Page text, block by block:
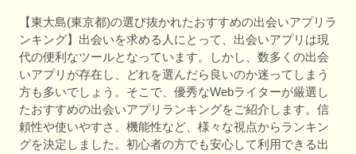
【東大島(東京都)の選び抜かれたおすすめの出会いアプリラ
ンキング】出会いを求める人にとって、出会いアプリは現
代の便利なツールとなっています。しかし、数多くの出会
いアプリが存在し、どれを選んだら良いのか迷ってしまう
方も多いでしょう。そこで、優秀なWebライターが厳選し
たおすすめの出会いアプリランキングをご紹介します。信
頼性や使いやすさ、機能性など、様々な視点からランキン
グを決定しました。初心者の方でも安心して利用できる出